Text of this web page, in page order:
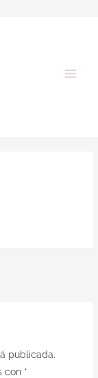
publicada.
con *